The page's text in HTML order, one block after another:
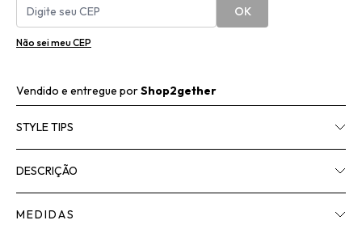
OK
Não sei meu CEP
Vendido e entregue porShop2gether
STYLE TIPS
DESCRIÇÃO
MEDIDAS